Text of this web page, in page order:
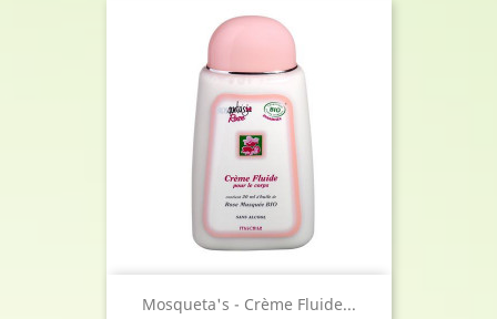
Mosqueta's - Crème Fluide...